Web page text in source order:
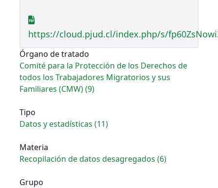
https://cloud.pjud.cl/index.php/s/
Órgano de tratado
Comité para la Protección de los Derechos de
todos los Trabajadores Migratorios y sus
Familiares (CMW) (9)
Tipo
Datos y estadísticas (11)
Materia
Recopilación de datos desagregados (6)
Grupo